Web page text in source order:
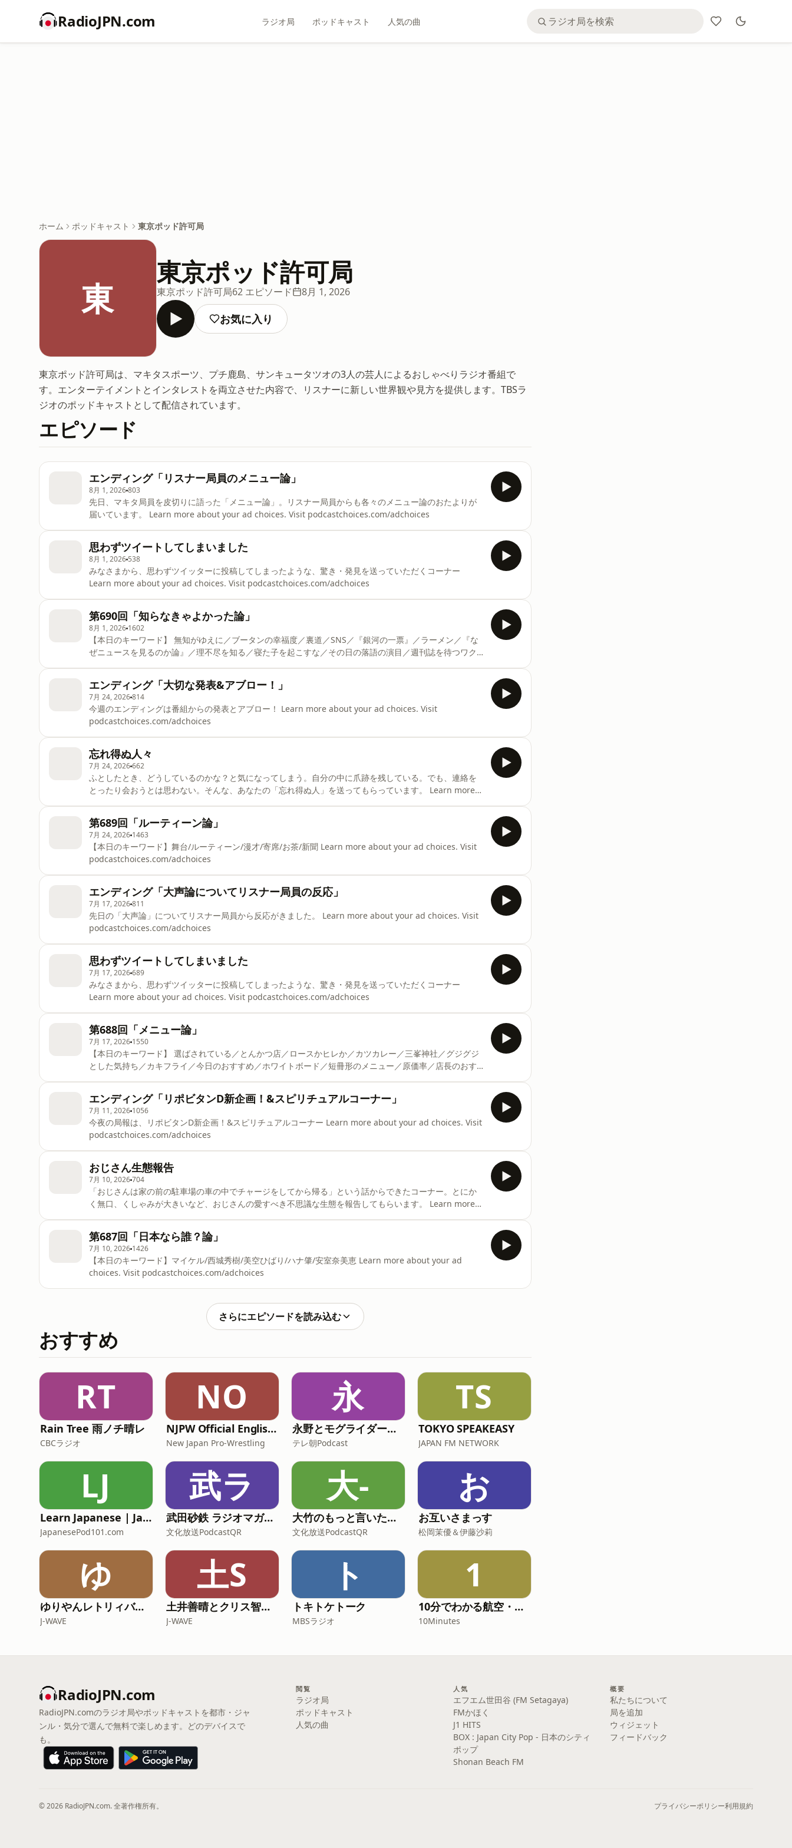
RadioJPN.com ラジオ局 ポッドキャスト 人気の曲
ホーム ポッドキャスト 東京ポッド許可局
東
東京ポッド許可局
東京ポッド許可局62 エピソード 8月 1, 2026
お気に入り
東京ポッド許可局は、マキタスポーツ、プチ鹿島、サンキュータツオの3人の芸人によるおしゃべりラジオ番組で
す。エンターテイメントとインタレストを両立させた内容で、リスナーに新しい世界観や見方を提供します。TBSラ
ジオのポッドキャストとして配信されています。
エピソード
エンディング「リスナー局員のメニュー論」
8月 1, 2026803
先日、マキタ局員を皮切りに語った「メニュー論」。リスナー局員からも各々のメニュー論のおたよりが
届いています。 Learn more about your ad choices. Visit podcastchoices.com/adchoices
思わずツイートしてしまいました
8月 1, 2026 538
みなさまから、思わずツイッターに投稿してしまったような、驚き・発見を送っていただくコーナー
Learn more about your ad choices. Visit podcastchoices.com/adchoices
第690回「知らなきゃよかった論」
8月 1, 2026 1602
【本日のキーワード】 無知がゆえに／ブータンの幸福度／裏道／SNS／『銀河の一票』／ラーメン／『な
ぜニュースを見るのか論』／理不尽を知る／寝た子を起こすな／その日の落語の演目／週刊誌を待つワク
に乾杯』／イモトアヤコ／バーター／我が意を得たり／『ヤラセと情熱 水曜スペシャル「川口浩探検隊」
の真実』／陰謀論／インプレッション数／メンタルパフォーマンス／政治・宗教・野球／宗教観／信心／
ヒカル／立川志らく／演者ならではの色っぽさ／ Learn more about your ad choices. Visit
podcastchoices.com/adchoices
エンディング「大切な発表&アブロー！」
7月 24, 2026814
今週のエンディングは番組からの発表とアブロー！ Learn more about your ad choices. Visit
podcastchoices.com/adchoices
忘れ得ぬ人々
7月 24, 2026662
ふとしたとき、どうしているのかな？と気になってしまう。自分の中に爪跡を残している。でも、連絡を
とったり会おうとは思わない。そんな、あなたの「忘れ得ぬ人」を送ってもらっています。 Learn more
第689回「ルーティーン論」
7月 24, 2026 1463
【本日のキーワード】舞台/ルーティーン/漫才/寄席/お茶/新聞 Learn more about your ad choices. Visit
podcastchoices.com/adchoices
エンディング「大声論についてリスナー局員の反応」
7月 17, 2026811
先日の「大声論」についてリスナー局員から反応がきました。 Learn more about your ad choices. Visit
podcastchoices.com/adchoices
思わずツイートしてしまいました
7月 17, 2026689
みなさまから、思わずツイッターに投稿してしまったような、驚き・発見を送っていただくコーナー
Learn more about your ad choices. Visit podcastchoices.com/adchoices
第688回「メニュー論」
7月 17, 2026 1550
【本日のキーワード】 選ばされている／とんかつ店／ロースかヒレか／カツカレー／三峯神社／グジグジ
とした気持ち／カキフライ／今日のおすすめ／ホワイトボード／短冊形のメニュー／原価率／店長のおす
がないメニュー／メニューを持ち帰りたい／インディーズメニュー／中心点／食べ物のほうが偉い／朝食
バイキングは見えるメニュー／フィッシュorチキン／牛丼店／吉野家／アタマ大盛り／松屋／すき家／
Learn more about your ad choices. Visit podcastchoices.com/adchoices
エンディング「リポビタンD新企画！&スピリチュアルコーナー」
7月 11, 2026 1056
今夜の局報は、リポビタンD新企画！&スピリチュアルコーナー Learn more about your ad choices. Visit
podcastchoices.com/adchoices
おじさん生態報告
7月 10, 2026704
「おじさんは家の前の駐車場の車の中でチャージをしてから帰る」という話からできたコーナー。とにか
く無口、くしゃみが大きいなど、おじさんの愛すべき不思議な生態を報告してもらいます。 Learn more
第687回「日本なら誰？論」
7月 10, 2026 1426
【本日のキーワード】マイケル/西城秀樹/美空ひばり/ハナ肇/安室奈美恵 Learn more about your ad
choices. Visit podcastchoices.com/adchoices
さらにエピソードを読み込む
おすすめ
RT
Rain Tree 雨ノチ晴レ
CBCラジオ
NO
NJPW Official English Podcast
New Japan Pro-Wrestling
永
永野とモグライダー芝のぐるり遠回り
テレ朝Podcast
TS
TOKYO SPEAKEASY
JAPAN FM NETWORK
LJ
Learn Japanese | JapanesePod101.com (Audio)
JapanesePod101.com
武ラ
武田砂鉄 ラジオマガジン「ラジマガエッセイ」
文化放送PodcastQR
大-
大竹のもっと言いたい放題 - 大竹まこと ゴールデンラジオ！
文化放送PodcastQR
お
お互いさまっす
松岡茉優＆伊藤沙莉
ゆ
ゆりやんレトリィバァの最近どう？
J-WAVE
土S
土井善晴とクリス智子が料理を哲学するポッドキャスト supported by ZOJIRUSHI
J-WAVE
ト
トキトケトーク
MBSラジオ
1
10分でわかる航空・宇宙ニュース
10Minutes
RadioJPN.com
RadioJPN.comのラジオ局やポッドキャストを都市・ジャ
ンル・気分で選んで無料で楽しめます。どのデバイスで
も。
閲覧
ラジオ局
ポッドキャスト
人気の曲
人気
エフエム世田谷 (FM Setagaya)
FMかほく
J1 HITS
BOX : Japan City Pop - 日本のシティ
ポップ
Shonan Beach FM
概要
私たちについて
局を追加
ウィジェット
フィードバック
© 2026 RadioJPN.com. 全著作権所有。 プライバシーポリシー利用規約